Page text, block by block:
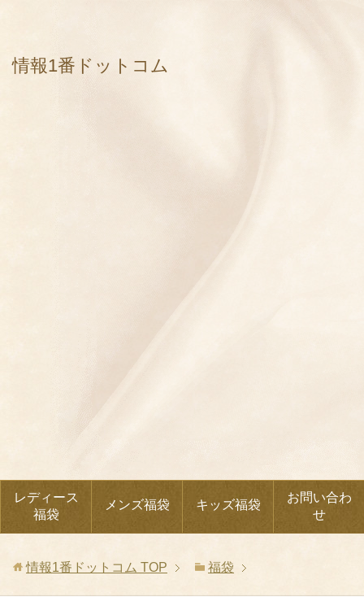
情報1番ドットコム
レディース
福袋
メンズ福袋 キッズ福袋
お問い合わ
せ
情報1番ドットコム TOP 福袋